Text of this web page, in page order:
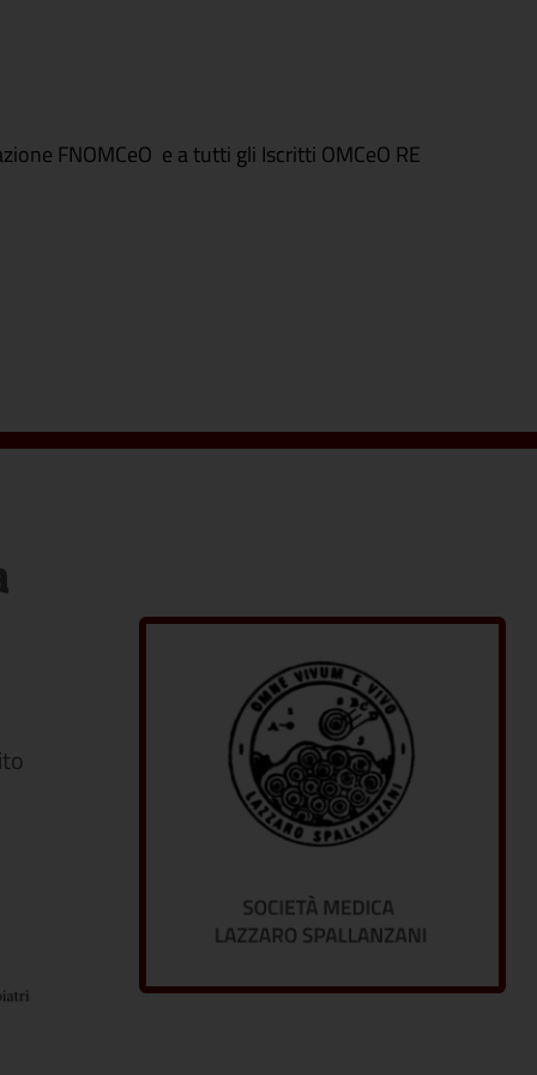
FNOMCeO e a tutti gli Iscritti OMCeO RE